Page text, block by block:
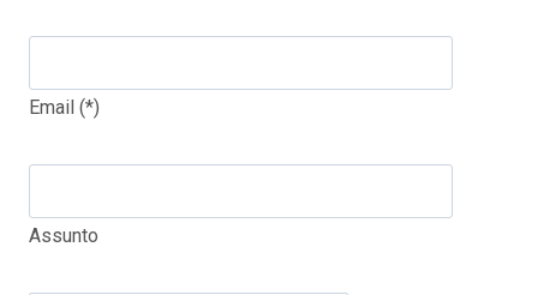
Email (*)
Assunto